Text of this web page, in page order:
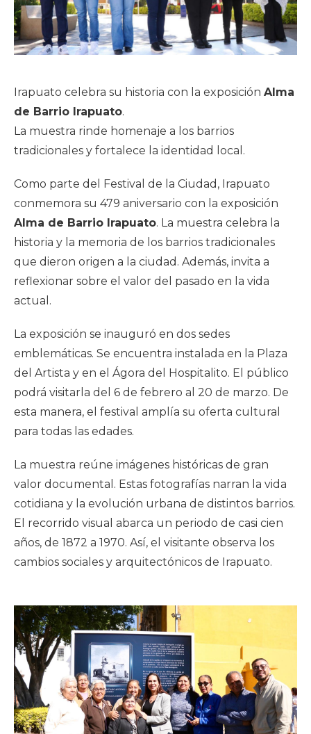
Irapuato celebra su historia con la exposición Alma
de Barrio Irapuato.
La muestra rinde homenaje a los barrios
tradicionales y fortalece la identidad local.
Como parte del Festival de la Ciudad, Irapuato
conmemora su 479 aniversario con la exposición
Alma de Barrio Irapuato. La muestra celebra la
historia y la memoria de los barrios tradicionales
que dieron origen a la ciudad. Además, invita a
reflexionar sobre el valor del pasado en la vida
actual.
La exposición se inauguró en dos sedes
emblemáticas. Se encuentra instalada en la Plaza
del Artista y en el Ágora del Hospitalito. El público
podrá visitarla del 6 de febrero al 20 de marzo. De
esta manera, el festival amplía su oferta cultural
para todas las edades.
La muestra reúne imágenes históricas de gran
valor documental. Estas fotografías narran la vida
cotidiana y la evolución urbana de distintos barrios.
El recorrido visual abarca un periodo de casi cien
años, de 1872 a 1970. Así, el visitante observa los
cambios sociales y arquitectónicos de Irapuato.